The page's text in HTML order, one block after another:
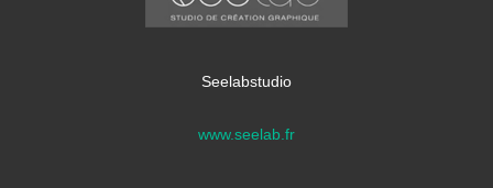
Seelabstudio
www.seelab.fr